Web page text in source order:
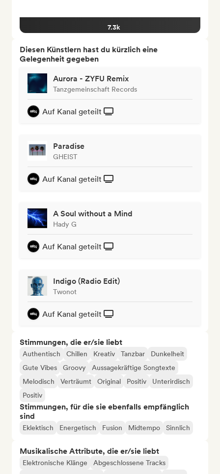
7.3k
Diesen Künstlern hast du kürzlich eine
Gelegenheit gegeben
Aurora - ZYFU Remix
Tanzgemeinschaft Records
Auf Kanal geteilt
Paradise
GHEIST
Auf Kanal geteilt
A Soul without a Mind
Hady G
Auf Kanal geteilt
Indigo (Radio Edit)
Twonot
Auf Kanal geteilt
Stimmungen, die er/sie liebt
Authentisch Chillen Kreativ Tanzbar
Dunkelheit
Gute Vibes
Groovy
Aussagekräftige Songtexte
Melodisch
Verträumt Original Positiv
Unterirdisch
Positiv
Stimmungen, für die sie ebenfalls empfänglich
sind
Eklektisch Energetisch Fusion Midtempo Sinnlich
Musikalische Attribute, die er/sie liebt
Elektronische Klänge
Abgeschlossene Tracks